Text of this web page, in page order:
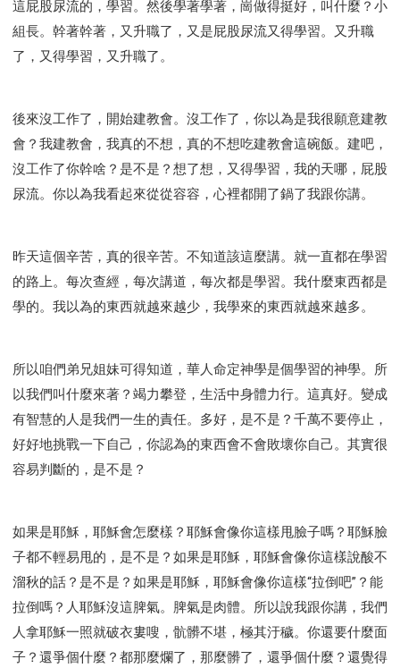
這屁股尿流的，學習。然後學著學著，崗做得挺好，叫什麼？小
組長。幹著幹著，又升職了，又是屁股尿流又得學習。又升職
了，又得學習，又升職了。
後來沒工作了，開始建教會。沒工作了，你以為是我很願意建教
會？我建教會，我真的不想，真的不想吃建教會這碗飯。建吧，
沒工作了你幹啥？是不是？想了想，又得學習，我的天哪，屁股
尿流。你以為我看起來從從容容，心裡都開了鍋了我跟你講。
昨天這個辛苦，真的很辛苦。不知道該這麼講。就一直都在學習
的路上。每次查經，每次講道，每次都是學習。我什麼東西都是
學的。我以為的東西就越來越少，我學來的東西就越來越多。
所以咱們弟兄姐妹可得知道，華人命定神學是個學習的神學。所
以我們叫什麼來著？竭力攀登，生活中身體力行。這真好。變成
有智慧的人是我們一生的責任。多好，是不是？千萬不要停止，
好好地挑戰一下自己，你認為的東西會不會敗壞你自己。其實很
容易判斷的，是不是？
如果是耶穌，耶穌會怎麼樣？耶穌會像你這樣甩臉子嗎？耶穌臉
子都不輕易甩的，是不是？如果是耶穌，耶穌會像你這樣說酸不
溜秋的話？是不是？如果是耶穌，耶穌會像你這樣“拉倒吧”？能
拉倒嗎？人耶穌沒這脾氣。脾氣是肉體。所以說我跟你講，我們
人拿耶穌一照就破衣婁嗖，骯髒不堪，極其汙穢。你還要什麼面
子？還爭個什麼？都那麼爛了，那麼髒了，還爭個什麼？還覺得